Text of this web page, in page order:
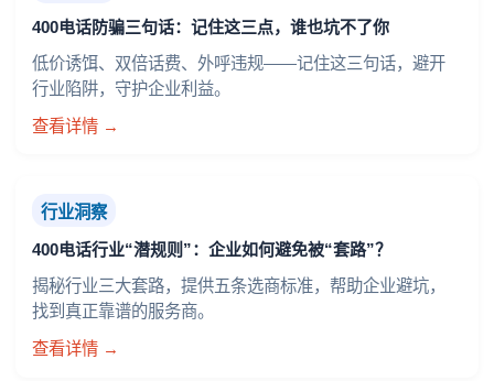
400电话防骗三句话：记住这三点，谁也坑不了你
低价诱饵、双倍话费、外呼违规——记住这三句话，避开
行业陷阱，守护企业利益。
查看详情 →
行业洞察
400电话行业“潜规则”：企业如何避免被“套路”？
揭秘行业三大套路，提供五条选商标准，帮助企业避坑，
找到真正靠谱的服务商。
查看详情 →